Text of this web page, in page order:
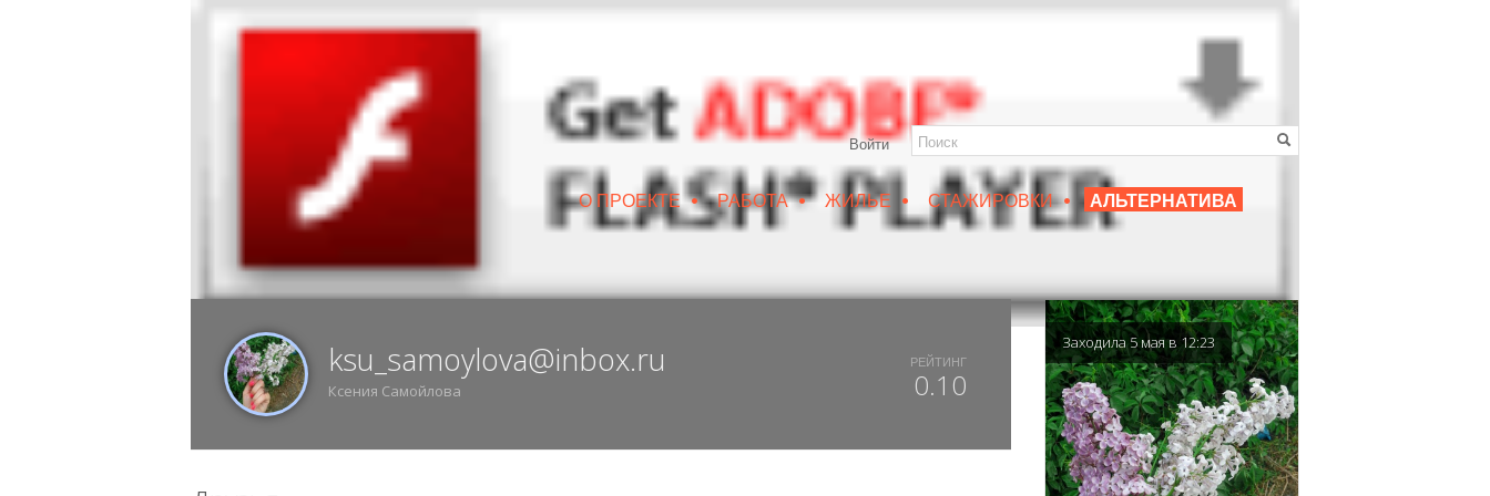
9 АВГУСТА, ВОСКРЕСЕНЬЕ, 13:27, ВОРОНЕЖ Войти
О ПРОЕКТЕ • РАБОТА • ЖИЛЬЕ • СТАЖИРОВКИ • АЛЬТЕРНАТИВА
ИЗРУИН/IZRUIN | ВЕСНА 2019 | DUX 20-19 ДОСТУПНЫЙ ВОРОНЕЖ | ЛЮБИМЫЙ ПРЕПОДАВАТЕЛЬ
ksu_samoylova@inbox.ru
Ксения Самойлова
РЕЙТИНГ
0.10
Заходила 5 мая в 12:23